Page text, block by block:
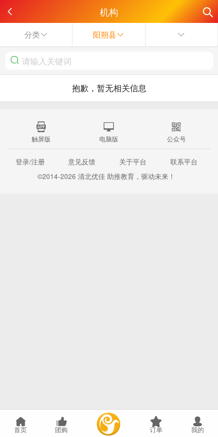
机构
分类 阳朔县
抱歉，暂无相关信息
触屏版 电脑版 公众号
登录/注册 意见反馈 关于平台
联系平台
©2014-2026 清北优佳 助推教育，驱动未来！
首页 团购 订单 我的